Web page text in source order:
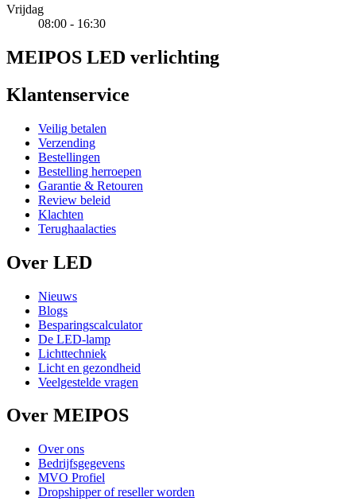
Vrijdag
08:00 - 16:30
MEIPOS LED verlichting
Klantenservice
Veilig betalen
Verzending
Bestellingen
Bestelling herroepen
Garantie & Retouren
Review beleid
Klachten
Terughaalacties
Over LED
Nieuws
Blogs
Besparingscalculator
De LED-lamp
Lichttechniek
Licht en gezondheid
Veelgestelde vragen
Over MEIPOS
Over ons
Bedrijfsgegevens
MVO Profiel
Dropshipper of reseller worden